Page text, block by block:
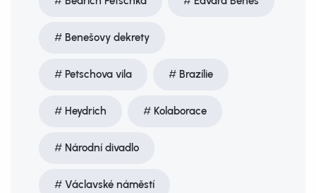
Benešovy dekrety
Petschova vila Brazílie
Heydrich Kolaborace
Národní divadlo
Václavské náměstí